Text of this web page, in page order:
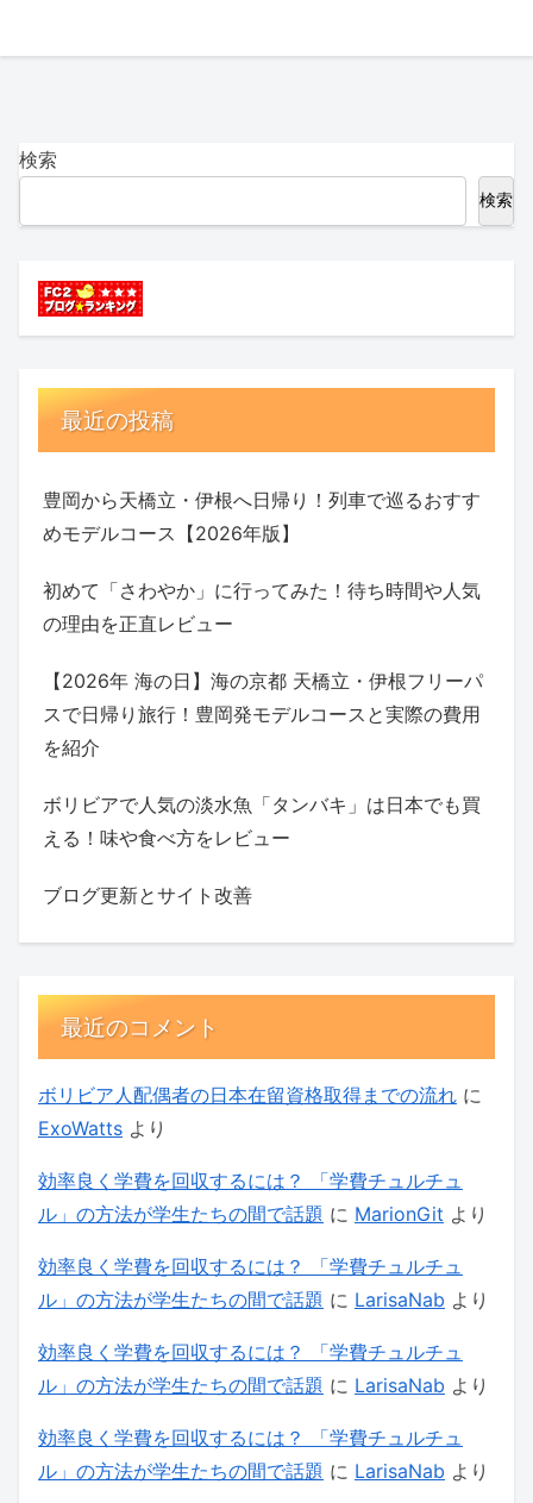
検索
検索
最近の投稿
豊岡から天橋立・伊根へ日帰り！列車で巡るおすす
めモデルコース【2026年版】
初めて「さわやか」に行ってみた！待ち時間や人気
の理由を正直レビュー
【2026年 海の日】海の京都 天橋立・伊根フリーパ
スで日帰り旅行！豊岡発モデルコースと実際の費用
を紹介
ボリビアで人気の淡水魚「タンバキ」は日本でも買
える！味や食べ方をレビュー
ブログ更新とサイト改善
最近のコメント
ボリビア人配偶者の日本在留資格取得までの流れ に
ExoWatts より
効率良く学費を回収するには？ 「学費チュルチュ
ル」の方法が学生たちの間で話題 に MarionGit より
効率良く学費を回収するには？ 「学費チュルチュ
ル」の方法が学生たちの間で話題 に LarisaNab より
効率良く学費を回収するには？ 「学費チュルチュ
ル」の方法が学生たちの間で話題 に LarisaNab より
効率良く学費を回収するには？ 「学費チュルチュ
ル」の方法が学生たちの間で話題 に LarisaNab より